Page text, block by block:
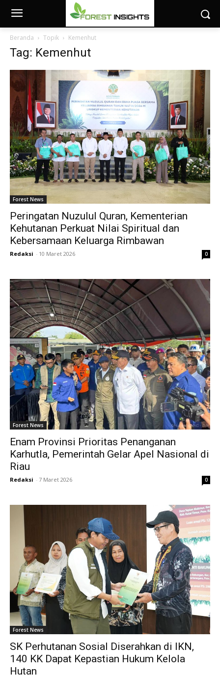
Beranda Topik Kemenhut
Tag: Kemenhut
Forest News
Peringatan Nuzulul Quran, Kementerian
Kehutanan Perkuat Nilai Spiritual dan
Kebersamaan Keluarga Rimbawan
Redaksi - 10 Maret 2026 0
Forest News
Enam Provinsi Prioritas Penanganan
Karhutla, Pemerintah Gelar Apel Nasional di
Riau
Redaksi - 7 Maret 2026 0
Forest News
SK Perhutanan Sosial Diserahkan di IKN,
140 KK Dapat Kepastian Hukum Kelola
Hutan